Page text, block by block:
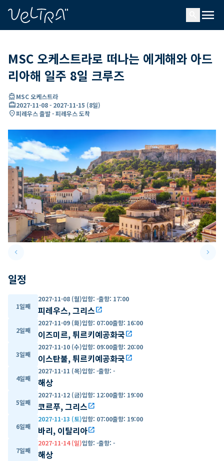
menu
MSC 오케스트라로 떠나는 에게해와 아드
리아해 일주 8일 크루즈
directions_boatMSC 오케스트라
card_travel2027-11-08- 2027-11-15 (8일)
location_on피레우스 출발 - 피레우스 도착
keyboard_arrow_leftPrevious slide keyboard_arrow_right
일정
1일째
2027-11-08 (월)입항: -출항: 17:00
피레우스, 그리스open_in_new
2일째
2027-11-09 (화)입항: 07:00출항: 16:00
이즈미르, 튀르키예공화국open_in_new
3일째
2027-11-10 (수)입항: 09:00출항: 20:00
이스탄불, 튀르키예공화국open_in_new
4일째
2027-11-11 (목)입항: -출항: -
해상
5일째
2027-11-12 (금)입항: 12:00출항: 19:00
코르푸, 그리스open_in_new
6일째
2027-11-13 (토)입항: 07:00출항: 19:00
바리, 이탈리아open_in_new
7일째
2027-11-14 (일)입항: -출항: -
해상